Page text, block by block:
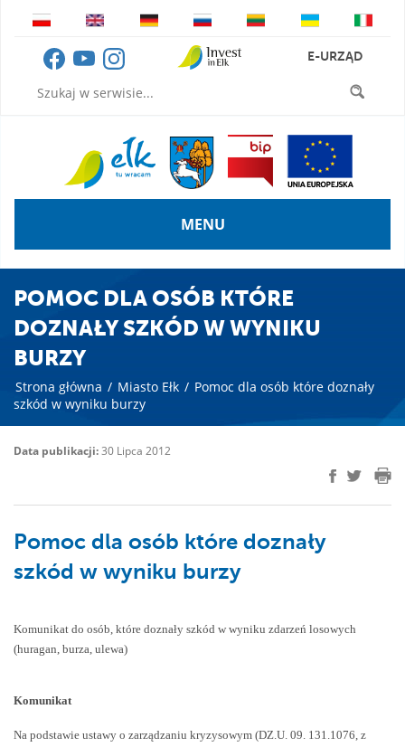
E-URZĄD
MENU
POMOC DLA OSÓB KTÓRE
DOZNAŁY SZKÓD W WYNIKU
BURZY
Strona główna / Miasto Ełk / Pomoc dla osób które doznały
szkód w wyniku burzy
Data publikacji:30 Lipca 2012
Pomoc dla osób które doznały
szkód w wyniku burzy
Komunikat do osób, które doznały szkód w wyniku zdarzeń losowych
(huragan, burza, ulewa)
Komunikat
Na podstawie ustawy o zarządzaniu kryzysowym (DZ.U. 09. 131.1076, z